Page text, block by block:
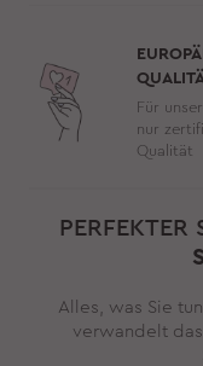
Für
nur
Qualität
PERFEKTER
Alles, was Sie
verwandelt das